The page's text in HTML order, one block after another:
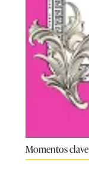
Momentos clave